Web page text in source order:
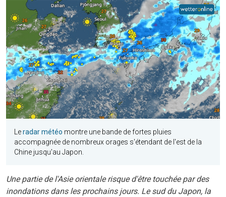
Leradar météo montre une bande de fortes pluies
accompagnée de nombreux orages s'étendant de l'est de la
Chine jusqu'au Japon.
Une partie de l'Asie orientale risque d'être touchée par des
inondations dans les prochains jours. Le sud du Japon, la